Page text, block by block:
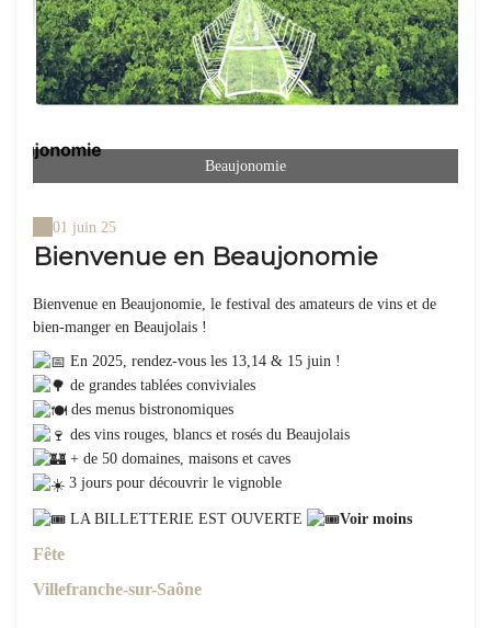
Beaujonomie
01 juin 25
Bienvenue en Beaujonomie
Bienvenue en Beaujonomie, le festival des amateurs de vins et de
bien-manger en Beaujolais !
En 2025, rendez-vous les 13,14 & 15 juin !
de grandes tablées conviviales
des menus bistronomiques
des vins rouges, blancs et rosés du Beaujolais
+ de 50 domaines, maisons et caves
3 jours pour découvrir le vignoble
LA BILLETTERIE EST OUVERTE Voir moins
Fête
Villefranche-sur-Saône